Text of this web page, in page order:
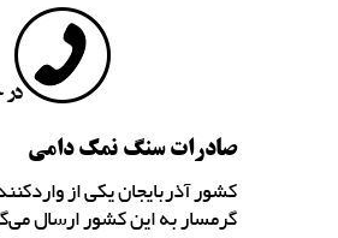
صادرات سنگ نمک دامی
کشور آذربایجان یکی از
گرمسار به این کشور ارسال